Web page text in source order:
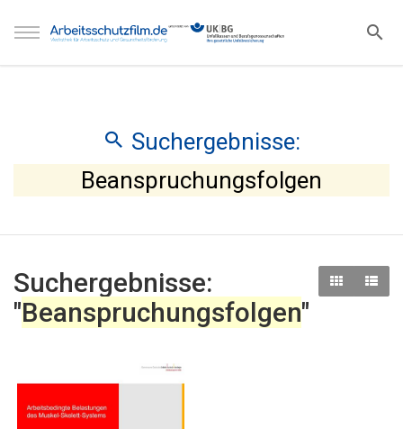
Suchergebnisse:
Beanspruchungsfolgen
Suchergebnisse:
"Beanspruchungsfolgen"